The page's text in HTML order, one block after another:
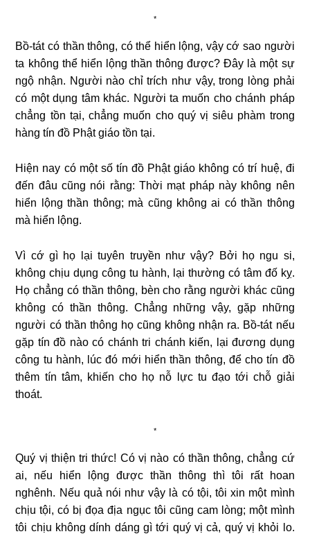
*
Bồ-tát có thần thông, có thể hiển lộng, vậy cớ sao người
ta không thể hiển lộng thần thông được? Ðây là một sự
ngộ nhận. Người nào chỉ trích như vậy, trong lòng phải
có một dụng tâm khác. Người ta muốn cho chánh pháp
chẳng tồn tại, chẳng muốn cho quý vị siêu phàm trong
hàng tín đồ Phật giáo tồn tại.
Hiện nay có một số tín đồ Phật giáo không có trí huệ, đi
đến đâu cũng nói rằng: Thời mạt pháp này không nên
hiển lộng thần thông; mà cũng không ai có thần thông
mà hiển lộng.
Vì cớ gì họ lại tuyên truyền như vậy? Bởi họ ngu si,
không chịu dụng công tu hành, lại thường có tâm đố kỵ.
Họ chẳng có thần thông, bèn cho rằng người khác cũng
không có thần thông. Chẳng những vậy, gặp những
người có thần thông họ cũng không nhận ra. Bồ-tát nếu
gặp tín đồ nào có chánh tri chánh kiến, lại đương dụng
công tu hành, lúc đó mới hiển thần thông, để cho tín đồ
thêm tín tâm, khiến cho họ nỗ lực tu đạo tới chỗ giải
thoát.
*
Quý vị thiện tri thức! Có vị nào có thần thông, chẳng cứ
ai, nếu hiển lộng được thần thông thì tôi rất hoan
nghênh. Nếu quả nói như vậy là có tội, tôi xin một mình
chịu tội, có bị đọa địa ngục tôi cũng cam lòng; một mình
tôi chịu không dính dáng gì tới quý vị cả, quý vị khỏi lo.